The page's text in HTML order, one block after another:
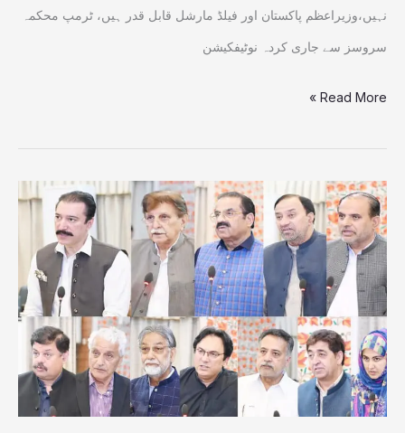
نہیں،وزیراعظم پاکستان اور فیلڈ مارشل قابل قدر ہیں، ٹرمپ محکمہ
سروسز سے جاری کردہ نوٹیفکیشن
Read More »
مہاجرین
ممبران
اسمبلی
کے
فنڈز
کا
اجراء
ایکشن